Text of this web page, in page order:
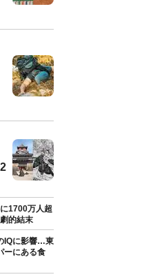
る渡辺美樹会長（中央）と、達増
前高田市
1700万人超
的結末
IQに影響…東
ーにある食